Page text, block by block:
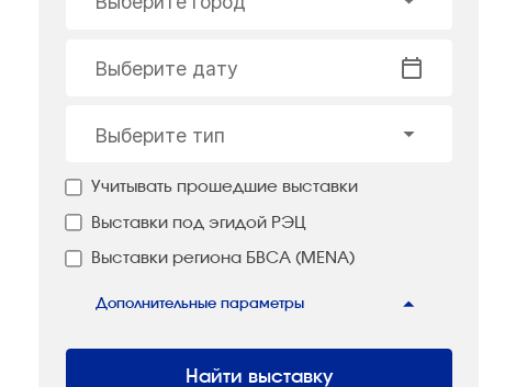
Выберите дату
Выберите тип
Учитывать прошедшие выставки
Выставки под эгидой РЭЦ
Выставки региона БВСА (MENA)
Дополнительные параметры
Найти выставку